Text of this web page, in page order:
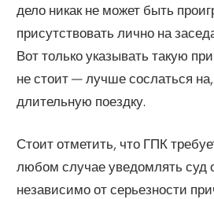
дело никак не может быть
присутствовать лично на
Вот только указывать такую
не стоит — лучше сослаться
длительную поездку.
Стоит отметить, что ГПК
любом случае уведомлять суд
независимо от серьезности